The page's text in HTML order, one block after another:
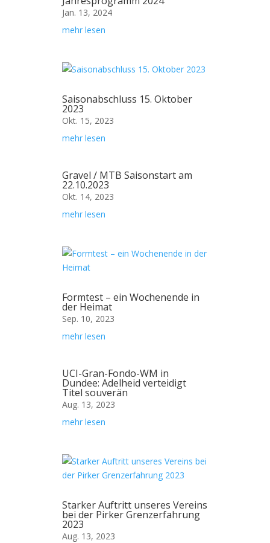
Jan. 13, 2024
mehr lesen
Saisonabschluss 15. Oktober
2023
Okt. 15, 2023
mehr lesen
Gravel / MTB Saisonstart am
22.10.2023
Okt. 14, 2023
mehr lesen
Formtest – ein Wochenende in
der Heimat
Sep. 10, 2023
mehr lesen
UCI-Gran-Fondo-WM in
Dundee: Adelheid verteidigt
Titel souverän
Aug. 13, 2023
mehr lesen
Starker Auftritt unseres Vereins
bei der Pirker Grenzerfahrung
2023
Aug. 13, 2023